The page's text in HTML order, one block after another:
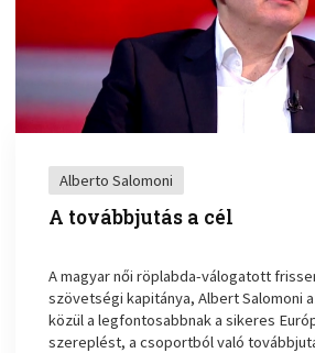
Alberto Salomoni
A továbbjutás a cél
A magyar női röplabda-válogatott
szövetségi kapitánya, Albert Salomoni
közül a legfontosabbnak a sikeres
szereplést, a csoportból való